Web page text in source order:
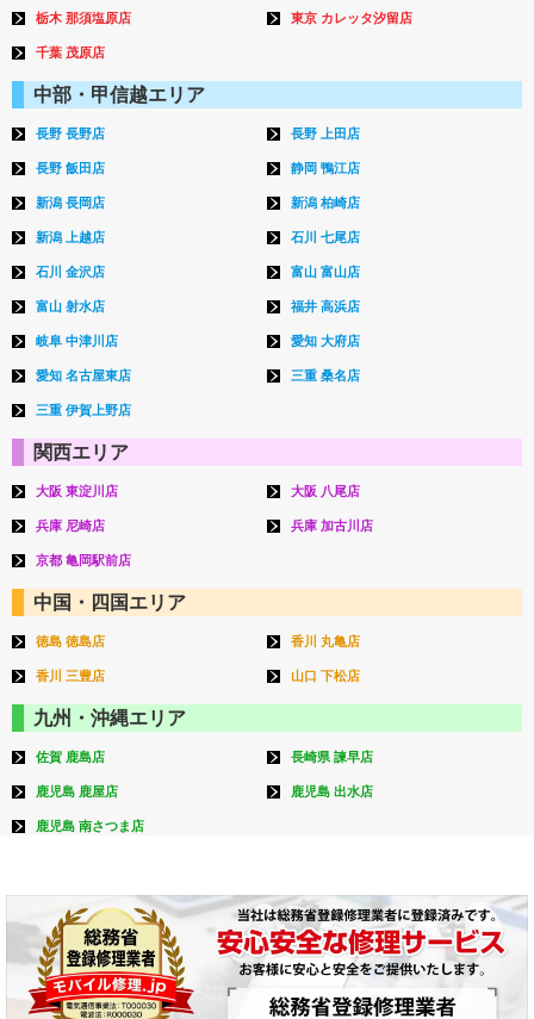
栃木 那須塩原店 東京 カレッタ汐留店
千葉 茂原店
中部・甲信越エリア
長野 長野店 長野 上田店
長野 飯田店 静岡 鴨江店
新潟 長岡店 新潟 柏崎店
新潟 上越店 石川 七尾店
石川 金沢店 富山 富山店
富山 射水店 福井 高浜店
岐阜 中津川店 愛知 大府店
愛知 名古屋東店 三重 桑名店
三重 伊賀上野店
関西エリア
大阪 東淀川店 大阪 八尾店
兵庫 尼崎店 兵庫 加古川店
京都 亀岡駅前店
中国・四国エリア
徳島 徳島店 香川 丸亀店
香川 三豊店 山口 下松店
九州・沖縄エリア
佐賀 鹿島店 長崎県 諫早店
鹿児島 鹿屋店 鹿児島 出水店
鹿児島 南さつま店